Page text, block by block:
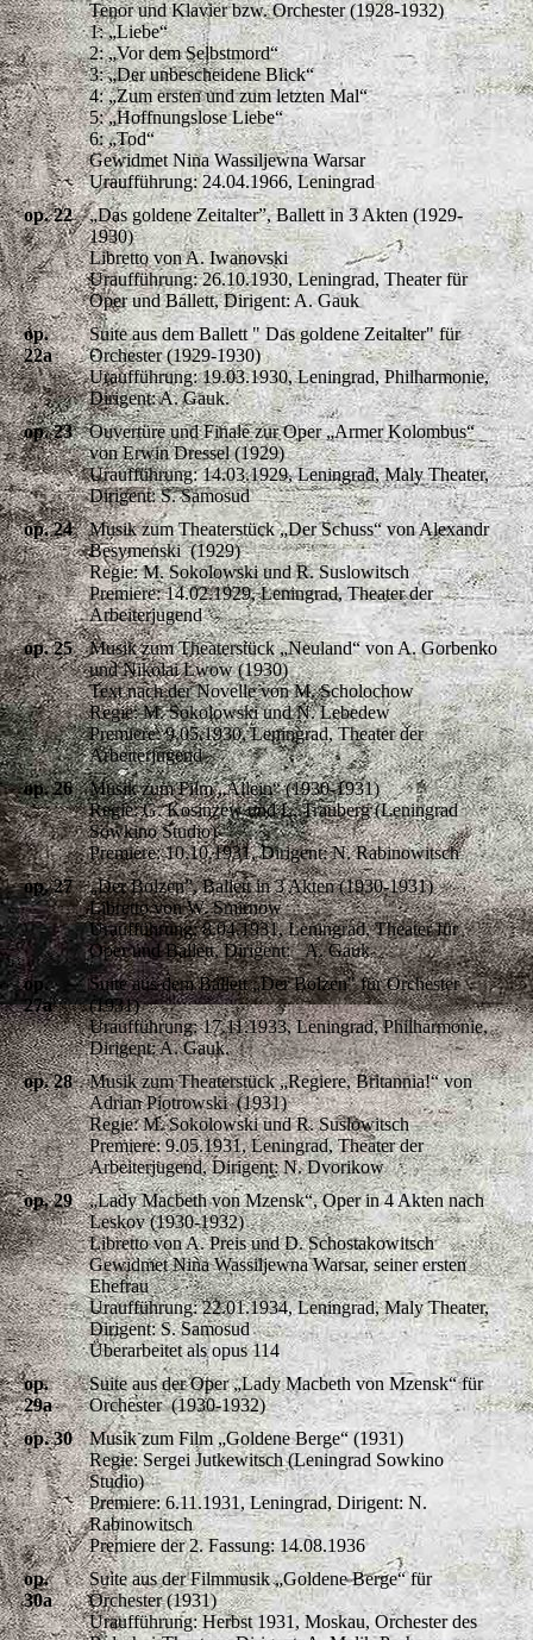
Tenor und Klavier bzw. Orchester (1928-1932)
1: „Liebe“
2: „Vor dem Selbstmord“
3: „Der unbescheidene Blick“
4: „Zum ersten und zum letzten Mal“
5: „Hoffnungslose Liebe“
6: „Tod“
Gewidmet Nina Wassiljewna Warsar
Uraufführung: 24.04.1966, Leningrad
op. 22
„Das goldene Zeitalter”, Ballett in 3 Akten (1929-
1930)
Libretto von A. Iwanovski
Uraufführung: 26.10.1930, Leningrad, Theater für
Oper und Ballett, Dirigent: A. Gauk
op.
22a
Suite aus dem Ballett " Das goldene Zeitalter" für
Orchester (1929-1930)
Uraufführung: 19.03.1930, Leningrad, Philharmonie,
Dirigent: A. Gauk.
op. 23
Ouvertüre und Finale zur Oper „Armer Kolombus“
von Erwin Dressel (1929)
Uraufführung: 14.03.1929, Leningrad, Maly Theater,
Dirigent: S. Samosud
op. 24
Musik zum Theaterstück „Der Schuss“ von Alexandr
Besymenski (1929)
Regie: M. Sokolowski und R. Suslowitsch
Premiere: 14.02.1929, Leningrad, Theater der
Arbeiterjugend
op. 25
Musik zum Theaterstück „Neuland“ von A. Gorbenko
und Nikolai Lwow (1930)
Text nach der Novelle von M. Scholochow
Regie: M. Sokolowski und N. Lebedew
Premiere: 9.05.1930, Leningrad, Theater der
Arbeiterjugend
op. 26
Musik zum Film „Allein“ (1930-1931)
Regie: G. Kosinzew und L. Trauberg (Leningrad
Sowkino Studio)
Premiere: 10.10.1931, Dirigent: N. Rabinowitsch
op. 27
„Der Bolzen”, Ballett in 3 Akten (1930-1931)
Libretto von W. Smirnow
Uraufführung: 8.04.1931, Leningrad, Theater für
Oper und Ballett, Dirigent: A. Gauk
op.
27a
Suite aus dem Ballett „Der Bolzen" für Orchester
(1931)
Uraufführung: 17.11.1933, Leningrad, Philharmonie,
Dirigent: A. Gauk.
op. 28
Musik zum Theaterstück „Regiere, Britannia!“ von
Adrian Piotrowski (1931)
Regie: M. Sokolowski und R. Suslowitsch
Premiere: 9.05.1931, Leningrad, Theater der
Arbeiterjugend, Dirigent: N. Dvorikow
op. 29
„Lady Macbeth von Mzensk“, Oper in 4 Akten nach
Leskov (1930-1932)
Libretto von A. Preis und D. Schostakowitsch
Gewidmet Nina Wassiljewna Warsar, seiner ersten
Ehefrau
Uraufführung: 22.01.1934, Leningrad, Maly Theater,
Dirigent: S. Samosud
Überarbeitet als opus 114
op.
29a
Suite aus der Oper „Lady Macbeth von Mzensk“ für
Orchester (1930-1932)
op. 30
Musik zum Film „Goldene Berge“ (1931)
Regie: Sergei Jutkewitsch (Leningrad Sowkino
Studio)
Premiere: 6.11.1931, Leningrad, Dirigent: N.
Rabinowitsch
Premiere der 2. Fassung: 14.08.1936
op.
30a
Suite aus der Filmmusik „Goldene Berge“ für
Orchester (1931)
Uraufführung: Herbst 1931, Moskau, Orchester des